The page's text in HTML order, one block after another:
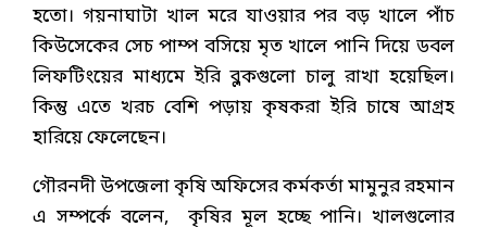
হতো। গয়নাঘাটা খাল মরে যাওয়ার পর বড় খালে পাঁচ
কিউসেকের সেচ পাম্প বসিয়ে মৃত খালে পানি দিয়ে ডবল
লিফটিংয়ের মাধ্যমে ইরি ব্লকগুলো চালু রাখা হয়েছিল।
কিন্তু এতে খরচ বেশি পড়ায় কৃষকরা ইরি চাষে আগ্রহ
হারিয়ে ফেলেছেন।
গৌরনদী উপজেলা কৃষি অফিসের কর্মকর্তা মামুনুর রহমান
এ সম্পর্কে বলেন, কৃষির মূল হচ্ছে পানি। খালগুলোর